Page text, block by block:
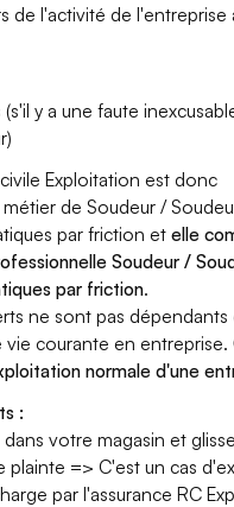
de l'activité de l'entreprise
(s'il y a une faute
Exploitation est donc
de Soudeur /
par friction etelle
Soudeur /
par friction.
ne sont pas dépendants
vie courante en entreprise.
normale d'une
:
votre magasin et
plainte => C'est un cas
par l'assurance RC